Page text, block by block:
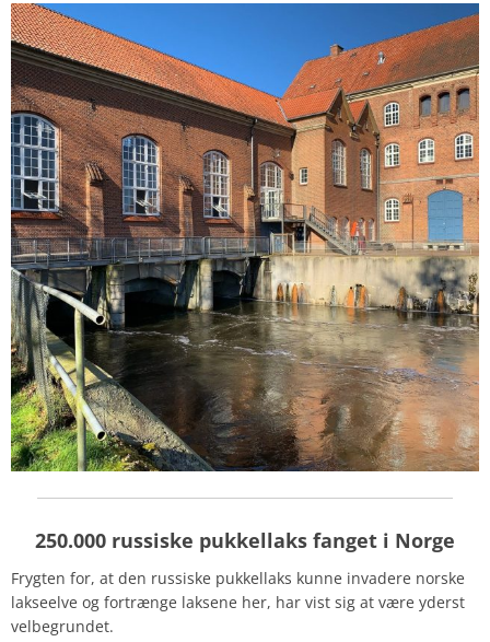
250.000 russiske pukkellaks fanget i Norge
Frygten for, at den russiske pukkellaks kunne invadere norske
lakseelve og fortrænge laksene her, har vist sig at være yderst
velbegrundet.